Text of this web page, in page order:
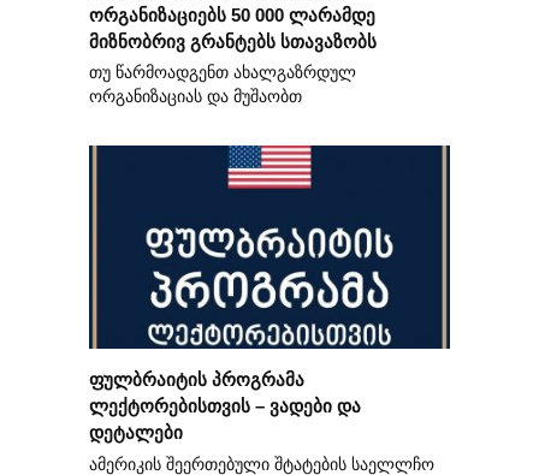
ორგანიზაციებს 50 000 ლარამდე
მიზნობრივ გრანტებს სთავაზობს
თუ წარმოადგენთ ახალგაზრდულ
ორგანიზაციას და მუშაობთ
ფულბრაიტის პროგრამა
ლექტორებისთვის – ვადები და
დეტალები
ამერიკის შეერთებული შტატების საელლჩო